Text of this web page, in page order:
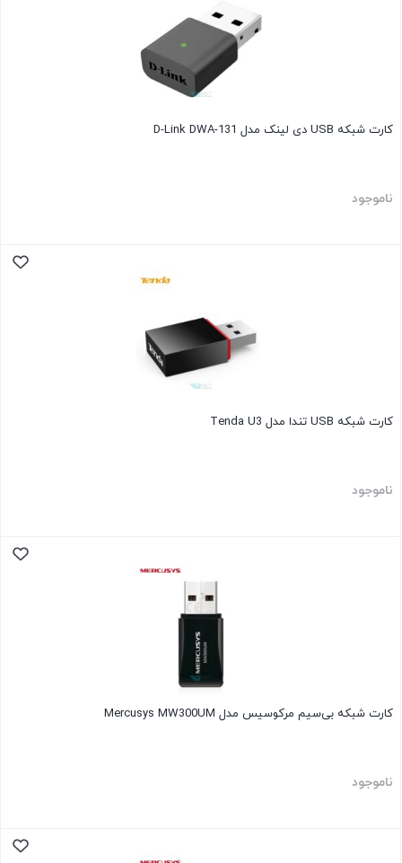
کارت شبکه USB دی لینک مدل D-Link DWA-131
ناموجود
کارت شبکه USB تندا مدل Tenda U3
ناموجود
کارت شبکه بی‌سیم مرکوسیس مدل Mercusys MW300UM
ناموجود